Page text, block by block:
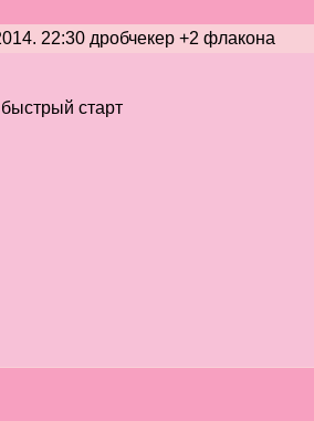
22:30 дробчекер +2 флакона
старт